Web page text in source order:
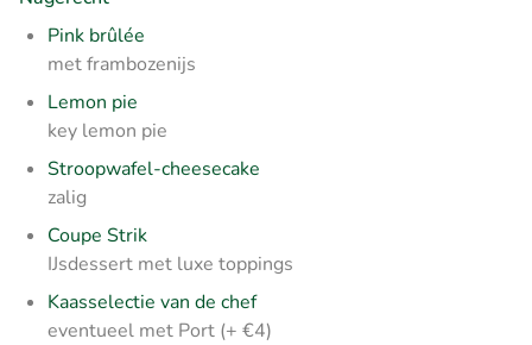
Pink brûlée
met frambozenijs
Lemon pie
key lemon pie
Stroopwafel-cheesecake
zalig
Coupe Strik
IJsdessert met luxe toppings
Kaasselectie van de chef
eventueel met Port (+ €4)